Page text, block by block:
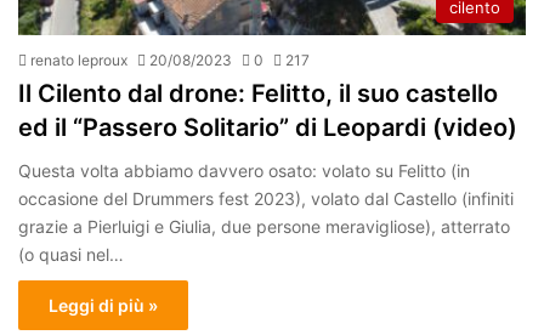
cilento
renato leproux 20/08/2023 0 217
Il Cilento dal drone: Felitto, il suo castello
ed il “Passero Solitario” di Leopardi (video)
Questa volta abbiamo davvero osato: volato su Felitto (in
occasione del Drummers fest 2023), volato dal Castello (infiniti
grazie a Pierluigi e Giulia, due persone meravigliose), atterrato
(o quasi nel…
Leggi di più »